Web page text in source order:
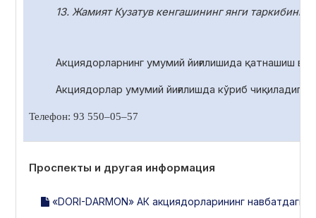
13. Жамият Кузатув кенгашининг янги таркибини
Акциядорларнинг умумий йиғилишида қатнашиш
Акциядорлар умумий йиғилишда кўриб
Телефон: 93 550–05–57
Проспекты и другая информация
«DORI-DARMON» АК акциядорларининг навбатдаги